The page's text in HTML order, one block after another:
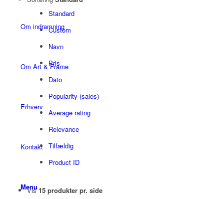
Om indramning
Om Art & Frame
Erhverv
Kontakt
Menu
Standard
Custom
Navn
Pris
Dato
Popularity (sales)
Average rating
Relevance
Tilfældig
Product ID
Vis 15 produkter pr. side